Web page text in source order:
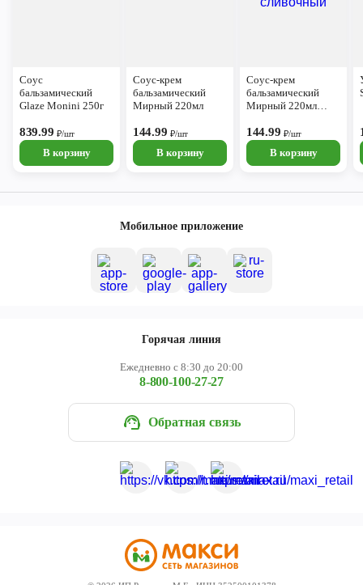
Соус
бальзамический
Glaze Monini 250г
839.99 ₽/шт
В корзину
Соус-крем
бальзамический
Мирный 220мл
144.99 ₽/шт
В корзину
Соус-крем
бальзамический
Мирный 220мл
144.99 ₽/шт
В корзину
Мобильное приложение
Горячая линия
Ежедневно с 8:30 до 20:00
8-800-100-27-27
Обратная связь